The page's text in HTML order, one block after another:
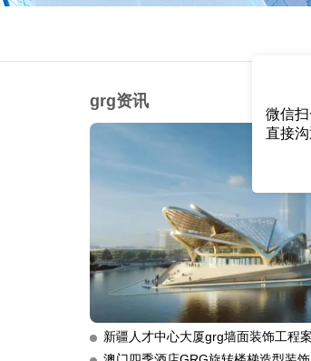
grg资讯
新疆人才中心大厦grg墙面装饰工程
微信
直接沟